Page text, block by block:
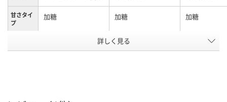
甘さタイ
プ
加糖 加糖 加糖
カフェインあり カフェイン
詳しく見る